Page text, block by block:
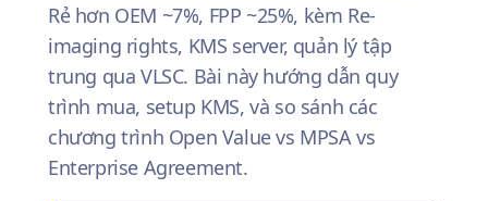
Rẻ hơn OEM ~7%, FPP ~25%, kèm Re-
imaging rights, KMS server, quản lý tập
trung qua VLSC. Bài này hướng dẫn quy
trình mua, setup KMS, và so sánh các
chương trình Open Value vs MPSA vs
Enterprise Agreement.